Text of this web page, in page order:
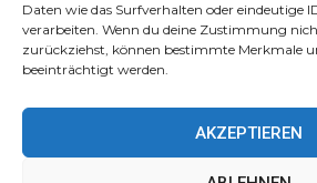
Daten wie das Surfverhalten oder eindeutige
verarbeiten. Wenn du deine Zustimmung
zurückziehst, können bestimmte Merkmale
beeinträchtigt werden.
AKZEPTIEREN
KI-Startups vs.
Kampf um…
Okt. 5, 2025